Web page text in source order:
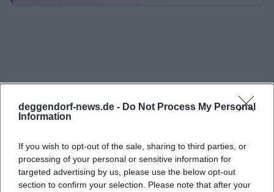
deggendorf-news.de - Do Not Process My Personal
Information
If you wish to opt-out of the sale, sharing to third parties, or
processing of your personal or sensitive information for
targeted advertising by us, please use the below opt-out
section to confirm your selection. Please note that after your
(https://www.deggendorf.de/begegnung-
Das Thema Theatron ist für den Stadtpark wichtig,
sondern auch als kleine kulturelle Bühne
positioniert. Bereits 2024 schrieb die Stadt, dass im
Rahmen der Neugestaltung ein kleines Theatron